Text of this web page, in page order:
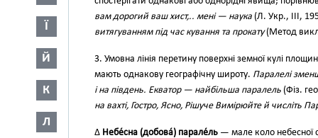
Ї
Й
К
Л
вам дорогий ваш хист,.. мені — наука (Л. Укр., III,
витягуванням під час кування та прокату(Метод
3. Умовна лінія перетину поверхні земної кулі
мають однакову географічну широту. Паралелі
і на південь. Екватор — найбільша паралель (Фіз.
на вахті, Гостро, Ясно, Рішуче Вимірюйте й числіть
∆ Небе́сна (добова́) парале́ль — мале коло небесної